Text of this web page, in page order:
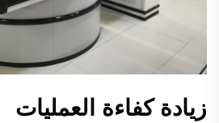
زيادة كفاءة العمليات